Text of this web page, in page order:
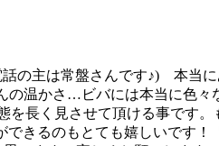
話の主は常盤さんです♪) 本当に
の温かさ…ビバには本当に色々
長く見させて頂ける事です。
きるのもとても嬉しいです！